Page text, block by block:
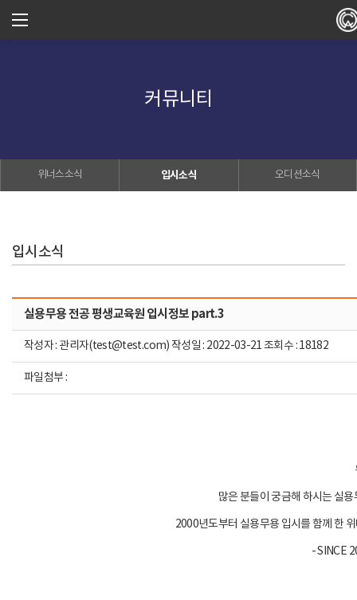
커뮤니티
위너스소식 입시소식 오디션소식
입시소식
실용무용 전공 평생교육원 입시정보 part.3
작성자 : 관리자(test@test.com) 작성일 : 2022-03-21 조회수 : 18182
파일첨부 :
많은 분들이 궁금해 하시는 실
2000년도부터 실용무용 입시를 함께 한
- SINCE